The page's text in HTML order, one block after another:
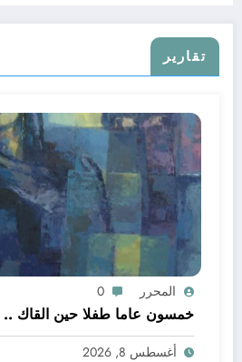
تقارير
المحرر 0
خمسون عاما طفلا حين القاك ..
أغسطس 8, 2026